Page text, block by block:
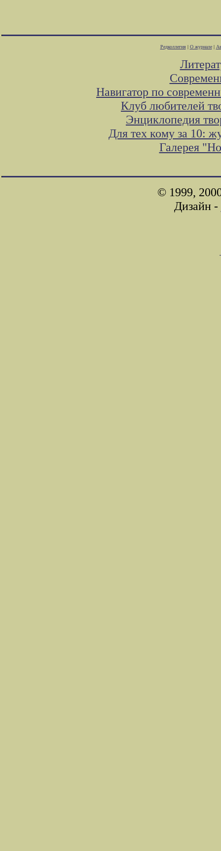
Редколлегия| О журнале|
Навигатор по
Клуб любителей
Энциклопедия
Для тех кому за 10:
Галерея
© 1999,
Дизайн -